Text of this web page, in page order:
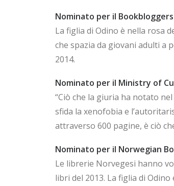
Nominato per il Bookbloggers
La figlia di Odino è nella rosa
che spazia da giovani adulti a
2014.
Nominato per il Ministry of
“Ciò che la giuria ha notato
sfida la xenofobia e
attraverso 600 pagine, è ciò
Nominato per il Norwegian
Le librerie Norvegesi hanno
libri del 2013. La figlia di